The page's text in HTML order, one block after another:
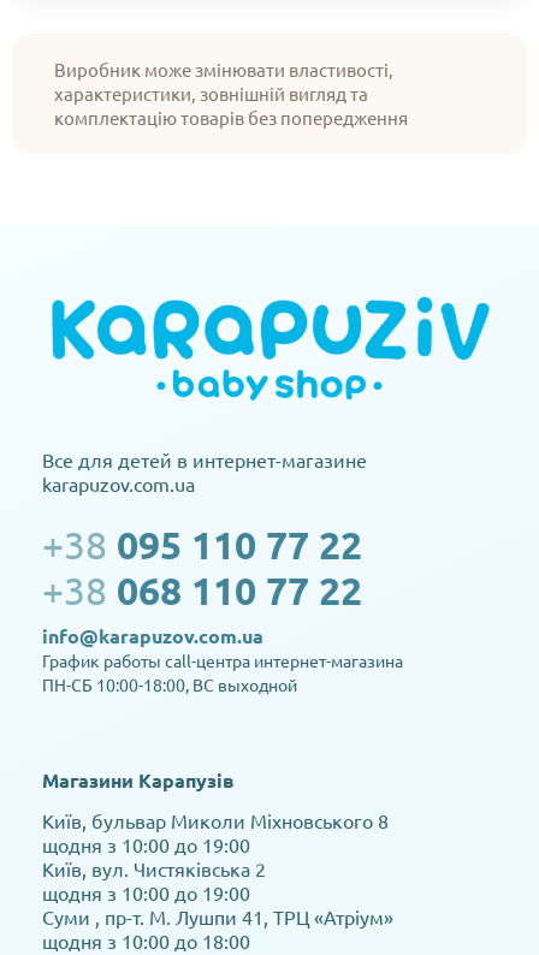
Виробник може змінювати властивості,
характеристики, зовнішній вигляд та
комплектацію товарів без попередження
Все для детей в интернет-магазине
karapuzov.com.ua
+38 095 110 77 22
+38 068 110 77 22
info@karapuzov.com.ua
График работы call-центра интернет-магазина
ПН-СБ 10:00-18:00, ВС выходной
Магазини Карапузів
Київ, бульвар Миколи Міхновського 8
щодня з 10:00 до 19:00
Київ, вул. Чистяківська 2
щодня з 10:00 до 19:00
Суми , пр-т. М. Лушпи 41, ТРЦ «Атріум»
щодня з 10:00 до 18:00